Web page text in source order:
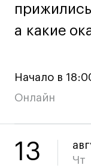
Вакансии
Контакты
Условия
Иностранным
График
Вопросы и
а какие
а какие
Начало в
Онлайн
13
Чт